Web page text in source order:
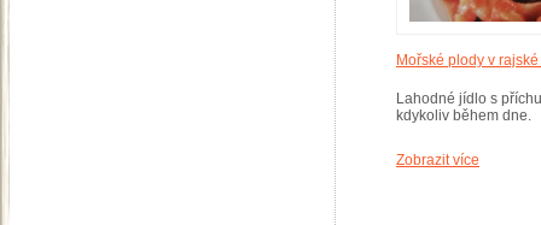
Mořské plody v
Lahodné jídlo s
kdykoliv během dne.
Zobrazit více